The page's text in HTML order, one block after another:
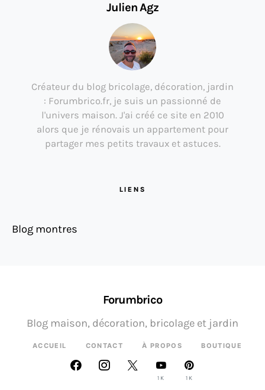
Julien Agz
Créateur du blog bricolage, décoration, jardin
: Forumbrico.fr, je suis un passionné de
l'univers maison. J'ai créé ce site en 2010
alors que je rénovais un appartement pour
partager mes petits travaux et astuces.
LIENS
Blog montres
Forumbrico
ACCUEIL CONTACT À PROPOS BOUTIQUE
Blog maison, décoration, bricolage et jardin
1K 1K